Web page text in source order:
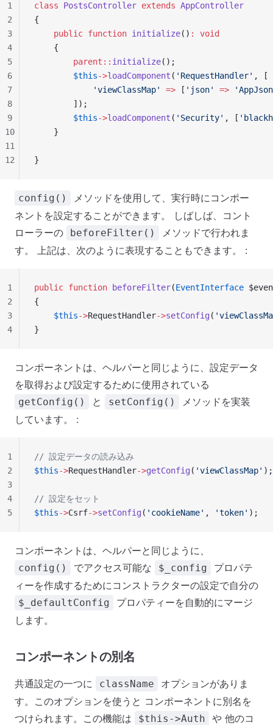
class PostsController extends AppController
{
    public
function initialize() :
void
    {
        parent::
initialize();
        $this
->loadComponent ( 'RequestHandler' , [
            'viewClassMap'
=> [ 'json' =>
        ]);
        $this
->loadComponent ( 'Security' , [
    }
}
1
2
3
4
5
6
7
8
9
10
11
12
config()
メソッドを使用して、実行時にコンポー
ネントを設定することができます。 しばしば、コント
ローラーの
beforeFilter()
メソッドで行われま
す。 上記は、次のように表現することもできます。 :
public function beforeFilter(EventInterface
{
    $this
->RequestHandler->setConfig (
}
1
2
3
4
コンポーネントは、ヘルパーと同じように、設定データ
を取得および設定するために使用されている
getConfig() と setConfig()
メソッドを実装
しています。 :
// 設定データの読み込み
$this->RequestHandler->getConfig ( 'viewClassMap' );
// 設定をセット
$this->Csrf->setConfig ( 'cookieName' , 'token' );
1
2
3
4
5
コンポーネントは、ヘルパーと同じように、
config() でアクセス可能な $_config
プロパテ
ィーを作成するためにコンストラクターの設定で自分の
$_defaultConfig
プロパティーを自動的にマージ
します。
コンポーネントの別名
共通設定の一つに className
オプションがありま
す。このオプションを使うと コンポーネントに別名を
つけられます。この機能は
$this->Auth
や 他のコ